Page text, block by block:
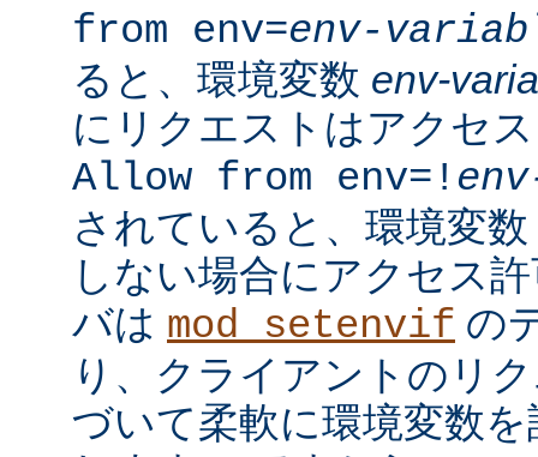
from env=env-
ると、環境変数 env-
にリクエストはアクセ
Allow from env=!
されていると、環境変数
しない場合にアクセス
バは mod_setenvif の
り、クライアントのリ
づいて柔軟に環境変数